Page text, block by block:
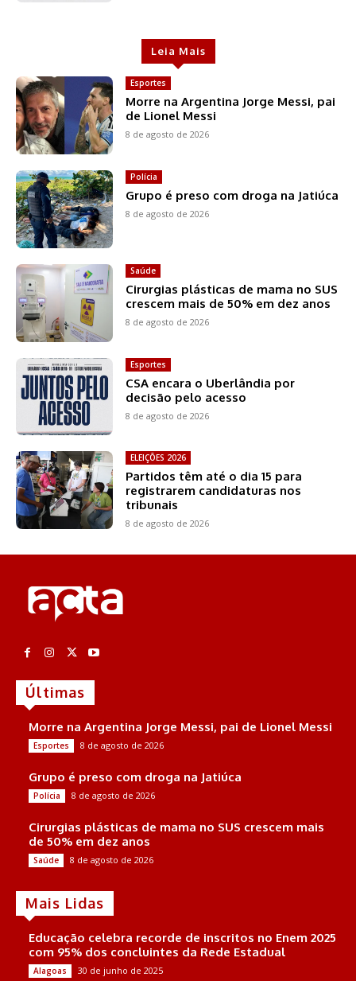
Leia Mais
Esportes
Morre na Argentina Jorge Messi, pai
de Lionel Messi
8 de agosto de 2026
Polícia
Grupo é preso com droga na Jatiúca
8 de agosto de 2026
Saúde
Cirurgias plásticas de mama no SUS
crescem mais de 50% em dez anos
8 de agosto de 2026
Esportes
CSA encara o Uberlândia por
decisão pelo acesso
8 de agosto de 2026
ELEIÇÕES 2026
Partidos têm até o dia 15 para
registrarem candidaturas nos
tribunais
8 de agosto de 2026
Últimas
Morre na Argentina Jorge Messi, pai de Lionel Messi
Esportes 8 de agosto de 2026
Grupo é preso com droga na Jatiúca
Polícia 8 de agosto de 2026
Cirurgias plásticas de mama no SUS crescem mais
de 50% em dez anos
Saúde 8 de agosto de 2026
Mais Lidas
Educação celebra recorde de inscritos no Enem 2025
com 95% dos concluintes da Rede Estadual
Alagoas 30 de junho de 2025